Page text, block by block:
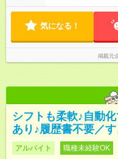
気になる！
掲載元
シフトも柔軟♪自動
あり♪履歴書不要／
アルバイト 職種未経験OK